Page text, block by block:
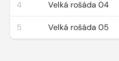
4 Velká rošáda 04
5 Velká rošáda 05